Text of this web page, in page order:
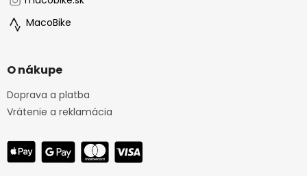
MacoBike
O nákupe
Doprava a platba
Vrátenie a reklamácia